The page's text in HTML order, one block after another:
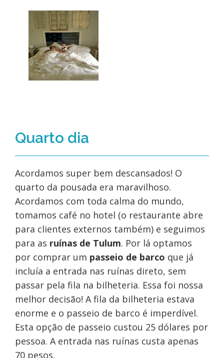
Quarto dia
Acordamos super bem descansados! O
quarto da pousada era maravilhoso.
Acordamos com toda calma do mundo,
tomamos café no hotel (o restaurante abre
para clientes externos também) e seguimos
para as ruínas de Tulum. Por lá optamos
por comprar um passeio de barco que já
incluía a entrada nas ruínas direto, sem
passar pela fila na bilheteria. Essa foi nossa
melhor decisão! A fila da bilheteria estava
enorme e o passeio de barco é imperdível.
Esta opção de passeio custou 25 dólares por
pessoa. A entrada nas ruínas custa apenas
70 pesos.